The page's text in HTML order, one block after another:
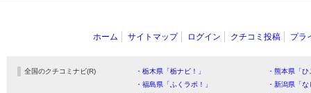
ホーム サイトマップ ログイン クチコミ投稿 プラ
全国のクチコミナビ(R) ・栃木県「栃ナビ！」
・熊本県「
・福島県「ふくラボ！」
・新潟県「